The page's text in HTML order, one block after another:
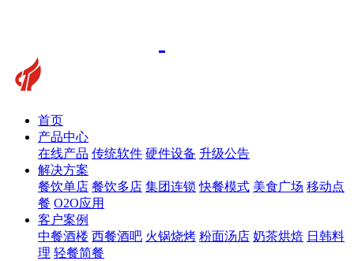
首页
产品中心
在线产品 传统软件 硬件设备 升级公告
解决方案
餐饮单店 餐饮多店 集团连锁 快餐模式 美食广场 移动点
餐 O2O应用
客户案例
中餐酒楼 西餐酒吧 火锅烧烤 粉面汤店 奶茶烘焙 日韩料
理 轻餐简餐